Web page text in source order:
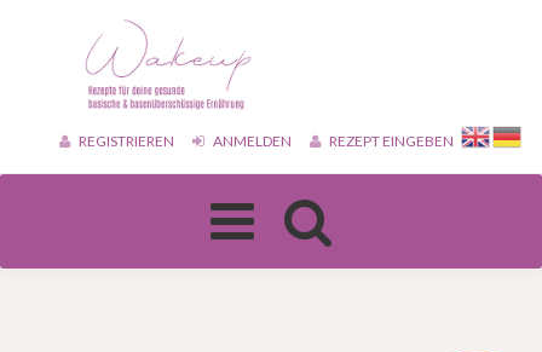
REGISTRIEREN ANMELDEN REZEPT EINGEBEN
Toggle
navigation